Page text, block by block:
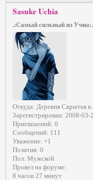
Sasuke Uchia
.:Самый сильный из Учиа:.
Откуда: Деревня Скрытая в
Зарегистрирован: 2008-03-
Приглашений: 0
Сообщений: 111
Уважение: +1
Позитив: 0
Пол: Мужской
Провел на форуме:
8 часов 27 минут